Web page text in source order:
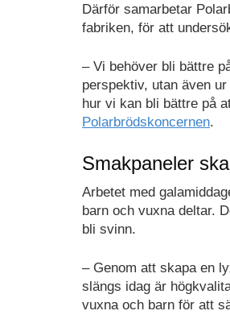
Därför samarbetar
fabriken, för att
– Vi behöver bli bättre
perspektiv, utan även
hur vi kan bli bättre på
Polarbrödskoncernen.
Smakpaneler
Arbetet med
barn och vuxna deltar.
bli svinn.
– Genom att skapa en
slängs idag är
vuxna och barn för att